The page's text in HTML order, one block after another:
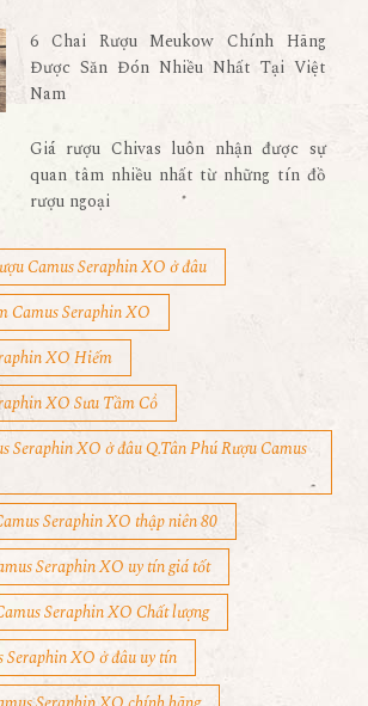
6 Chai Rượu Meukow Chính Hãng
Được Săn Đón Nhiều Nhất Tại Việt
Nam
Giá rượu Chivas luôn nhận được sự
quan tâm nhiều nhất từ những tín đồ
rượu ngoại
Camus Seraphin XO ở đâu
Camus Seraphin XO
XO Hiếm
XO Sưu Tầm Cổ
Seraphin XO ở đâu Q.Tân Phú Rượu Camus
Seraphin XO thập niên 80
Seraphin XO uy tín giá tốt
Seraphin XO Chất lượng
Seraphin XO ở đâu uy tín